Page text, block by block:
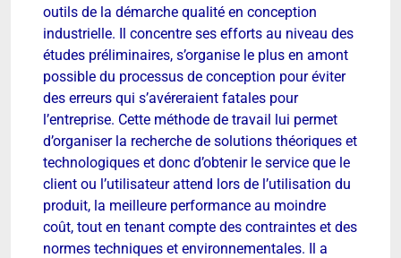
outils de la démarche qualité en conception
industrielle. Il concentre ses efforts au niveau des
études préliminaires, s’organise le plus en amont
possible du processus de conception pour éviter
des erreurs qui s’avéreraient fatales pour
l’entreprise. Cette méthode de travail lui permet
d’organiser la recherche de solutions théoriques et
technologiques et donc d’obtenir le service que le
client ou l’utilisateur attend lors de l’utilisation du
produit, la meilleure performance au moindre
coût, tout en tenant compte des contraintes et des
normes techniques et environnementales. Il a